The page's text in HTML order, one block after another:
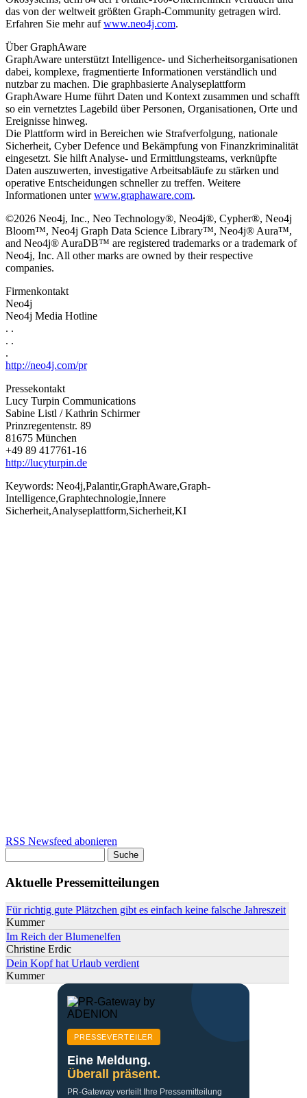
das von der weltweit größten Graph-Community getragen wird.
Erfahren Sie mehr aufwww.neo4j.com.
Über GraphAware
GraphAware unterstützt Intelligence- und Sicherheitsorganisationen
dabei, komplexe, fragmentierte Informationen verständlich und
nutzbar zu machen. Die graphbasierte Analyseplattform
GraphAware Hume führt Daten und Kontext zusammen und schafft
so ein vernetztes Lagebild über Personen, Organisationen, Orte und
Ereignisse hinweg.
Die Plattform wird in Bereichen wie Strafverfolgung, nationale
Sicherheit, Cyber Defence und Bekämpfung von Finanzkriminalität
eingesetzt. Sie hilft Analyse- und Ermittlungsteams, verknüpfte
Daten auszuwerten, investigative Arbeitsabläufe zu stärken und
operative Entscheidungen schneller zu treffen. Weitere
Informationen unterwww.graphaware.com.
©2026 Neo4j, Inc., Neo Technology®, Neo4j®, Cypher®, Neo4j
Bloom™, Neo4j Graph Data Science Library™, Neo4j® Aura™,
and Neo4j® AuraDB™ are registered trademarks or a trademark of
Neo4j, Inc. All other marks are owned by their respective
companies.
Firmenkontakt
Neo4j
Neo4j Media Hotline
. .
. .
.
http://neo4j.com/pr
Pressekontakt
Lucy Turpin Communications
Sabine Listl / Kathrin Schirmer
Prinzregentenstr. 89
81675 München
+49 89 417761-16
http://lucyturpin.de
Keywords: Neo4j,Palantir,GraphAware,Graph-
Intelligence,Graphtechnologie,Innere
Sicherheit,Analyseplattform,Sicherheit,KI
RSS Newsfeed abonieren
Aktuelle Pressemitteilungen
Für richtig gute Plätzchen gibt es einfach keine falsche Jahreszeit
Kummer
Im Reich der Blumenelfen
Christine Erdic
Dein Kopf hat Urlaub verdient
Kummer
PRESSEVERTEILER
Eine Meldung.
Überall präsent.
PR-Gateway verteilt Ihre Pressemitteilung